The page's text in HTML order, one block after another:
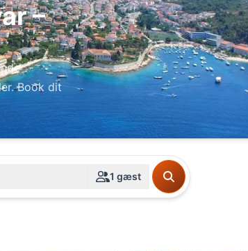
–
Book dit
1 gæst